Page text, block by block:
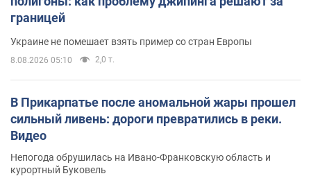
границей
Украине не помешает взять пример со стран Европы
8.08.2026 05:10 2,0 т.
В Прикарпатье после аномальной жары прошел
сильный ливень: дороги превратились в реки.
Видео
Непогода обрушилась на Ивано-Франковскую область и
курортный Буковель